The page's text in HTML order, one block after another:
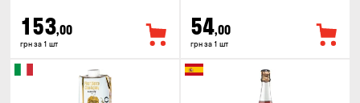
153,00
грн за 1 шт
54,00
грн за 1 шт